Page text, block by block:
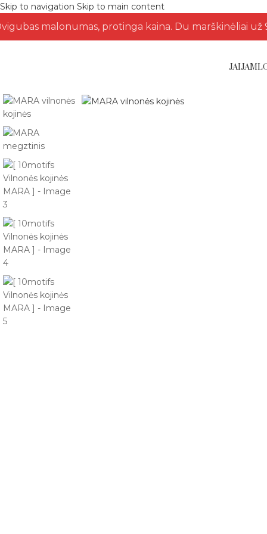
Skip to navigation Skip to main content
malonumas, protinga kaina. Du marškinėliai už
JAIJAM